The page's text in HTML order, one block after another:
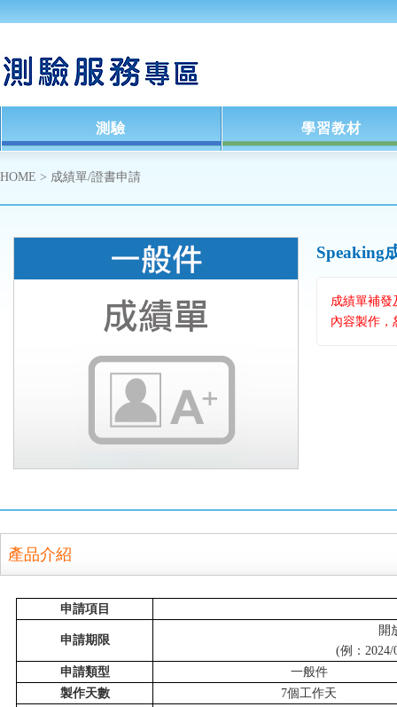
測驗 學習教材
HOME > 成績單/證書申請
Speaking
成績單補發
內容製作，
產品介紹
申請項目
申請期限
開
(例：2024/
申請類型
一般件
製作天數
7個工作天